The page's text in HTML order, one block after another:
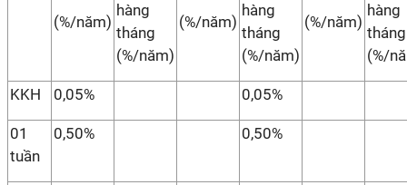
(%/năm)
hàng
tháng
(%/năm)
(%/năm)
hàng
tháng
(%/năm)
(%/năm)
hàng
tháng
(%/
KKH 0,05% 0,05%
01
tuần
0,50% 0,50%